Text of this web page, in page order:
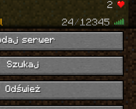
serwer
Szukaj
Odśwież
2
24/12345
1.21.10
1.8 - 26.2
25/500